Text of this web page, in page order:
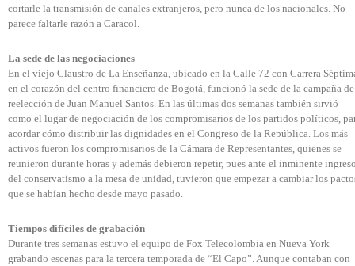
cortarle la transmisión de canales extranjeros, pero nunca de los nacionales. No
parece faltarle razón a Caracol.
La sede de las negociaciones
En el viejo Claustro de La Enseñanza, ubicado en la Calle 72 con Carrera
en el corazón del centro financiero de Bogotá, funcionó la sede de la campaña de
reelección de Juan Manuel Santos. En las últimas dos semanas también sirvió
como el lugar de negociación de los compromisarios de los partidos políticos,
acordar cómo distribuir las dignidades en el Congreso de la República. Los más
activos fueron los compromisarios de la Cámara de Representantes, quienes se
reunieron durante horas y además debieron repetir, pues ante el inminente
del conservatismo a la mesa de unidad, tuvieron que empezar a cambiar los
que se habían hecho desde mayo pasado.
Tiempos difíciles de grabación
Durante tres semanas estuvo el equipo de Fox Telecolombia en Nueva York
grabando escenas para la tercera temporada de “El Capo”. Aunque contaban con